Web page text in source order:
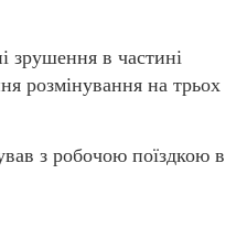
зрушення в частині
розмінування на трьох
з робочою поїздкою в